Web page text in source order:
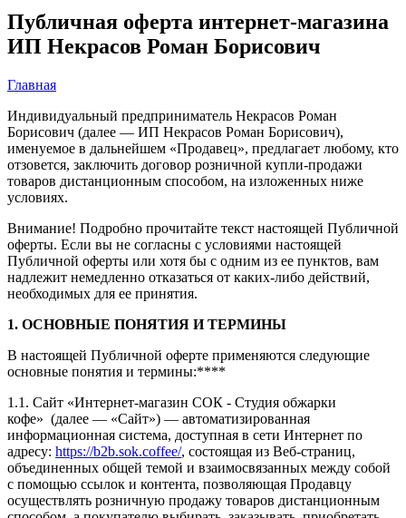
Публичная оферта интернет-магазина
ИП Некрасов Роман Борисович
Главная
Индивидуальный предприниматель Некрасов Роман
Борисович (далее — ИП Некрасов Роман Борисович),
именуемое в дальнейшем «Продавец», предлагает любому, кто
отзовется, заключить договор розничной купли-продажи
товаров дистанционным способом, на изложенных ниже
условиях.
Внимание! Подробно прочитайте текст настоящей Публичной
оферты. Если вы не согласны с условиями настоящей
Публичной оферты или хотя бы с одним из ее пунктов, вам
надлежит немедленно отказаться от каких-либо действий,
необходимых для ее принятия.
1. ОСНОВНЫЕ ПОНЯТИЯ И ТЕРМИНЫ
В настоящей Публичной оферте применяются следующие
основные понятия и термины:****
1.1. Сайт «Интернет-магазин СОК - Студия обжарки
кофе» (далее — «Сайт») — автоматизированная
информационная система, доступная в сети Интернет по
адресу: https://b2b.sok.coffee/, состоящая из Веб-страниц,
объединенных общей темой и взаимосвязанных между собой
с помощью ссылок и контента, позволяющая Продавцу
осуществлять розничную продажу товаров дистанционным